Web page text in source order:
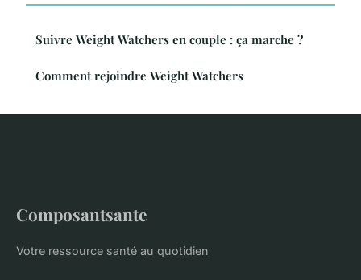
Suivre Weight Watchers en couple : ça marche ?
Comment rejoindre Weight Watchers
Composantsante
Votre ressource santé au quotidien